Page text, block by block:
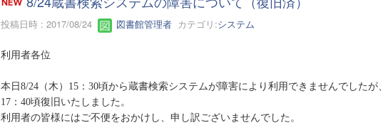
投稿日時 : 2017/08/24 図書館管理者カテゴリ:システム
利用者各位
本日8/24（木）15：30頃から蔵書検索システムが障害により利用できませんでしたが、
17：40頃復旧いたしました。
利用者の皆様にはご不便をおかけし、申し訳ございませんでした。